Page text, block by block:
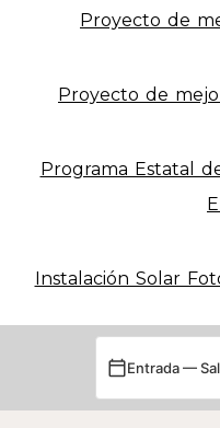
Proyecto de
Proyecto de
Programa Estatal
Instalación Solar
Entrada —